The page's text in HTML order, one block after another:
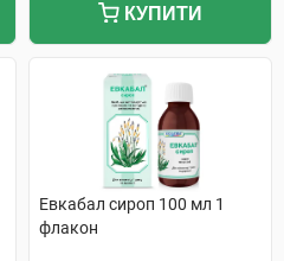
КУПИТИ
Евкабал сироп 100 мл 1
флакон